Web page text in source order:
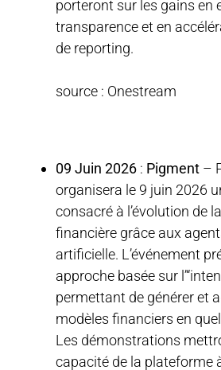
porteront sur les gains en
transparence et en
de reporting.
source : Onestream
09 Juin 2026 : Pigment –
organisera le 9 juin 2026
consacré à l’évolution de
financière grâce aux
artificielle. L’événement
approche basée sur
permettant de générer et
modèles financiers en
Les démonstrations
capacité de la plateforme